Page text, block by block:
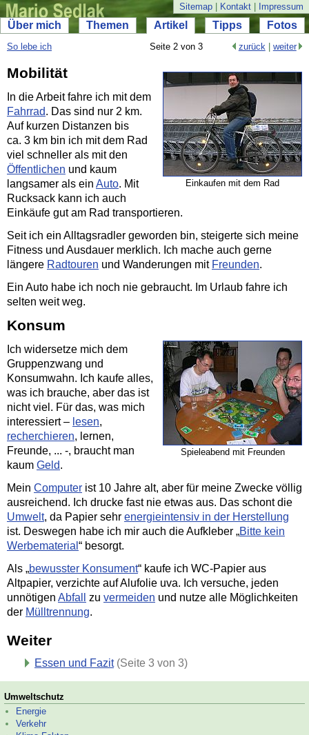
Sitemap Kontakt Impressum
Über mich Themen Artikel Tipps Fotos
So lebe ich Seite 2 von 3 zurück| weiter
Einkaufen mit dem Rad
Mobilität
In die Arbeit fahre ich mit dem
Fahrrad. Das sind nur 2 km.
Auf kurzen Distanzen bis
ca. 3 km bin ich mit dem Rad
viel schneller als mit den
Öffentlichen und kaum
langsamer als ein Auto. Mit
Rucksack kann ich auch
Einkäufe gut am Rad transportieren.
Seit ich ein Alltagsradler geworden bin, steigerte sich meine
Fitness und Ausdauer merklich. Ich mache auch gerne
längere Radtouren und Wanderungen mit Freunden.
Ein Auto habe ich noch nie gebraucht. Im Urlaub fahre ich
selten weit weg.
Konsum
Spieleabend mit Freunden
Ich widersetze mich dem
Gruppenzwang und
Konsumwahn. Ich kaufe alles,
was ich brauche, aber das ist
nicht viel. Für das, was mich
interessiert – lesen,
recherchieren, lernen,
Freunde, ... -, braucht man
kaum Geld.
Mein Computer ist 10 Jahre alt, aber für meine Zwecke völlig
ausreichend. Ich drucke fast nie etwas aus. Das schont die
Umwelt, da Papier sehr energieintensiv in der Herstellung
ist. Deswegen habe ich mir auch die Aufkleber „Bitte kein
Werbematerial “ besorgt.
Als „bewusster Konsument“ kaufe ich WC-Papier aus
Altpapier, verzichte auf Alufolie uva. Ich versuche, jeden
unnötigen Abfall zu vermeiden und nutze alle Möglichkeiten
der Mülltrennung.
Weiter
Essen und Fazit (Seite 3 von 3)
Umweltschutz
Energie
Verkehr